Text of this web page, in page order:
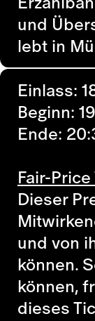
und
lebt in
Einlass:
Beginn:
Ende:
Fair-
Dieser
und von
können.
können,
dieses